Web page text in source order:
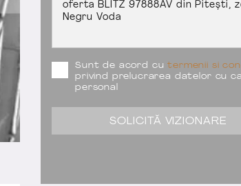
Sunt de acord cutermenii si
privind prelucrarea datelor cu
personal
SOLICITĂ VIZIONARE